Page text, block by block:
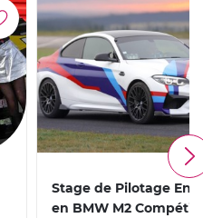
Stage de Pilotage
en BMW M2